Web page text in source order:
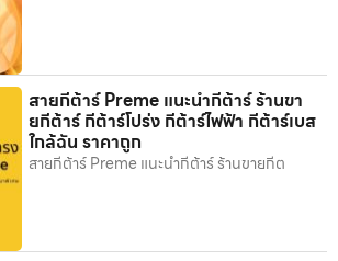
สายกีต้าร์ Preme แนะนำกีต้าร์ ร้านขา
ยกีต้าร์ กีต้าร์โปร่ง กีต้าร์ไฟฟ้า กีต้าร์เบส
ใกล้ฉัน ราคาถูก
สายกีต้าร์ Preme แนะนำกีต้าร์ ร้านขายกีต